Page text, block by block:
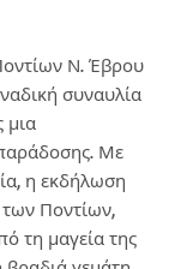
Ν. Έβρου
συναυλία
μια
Με
η εκδήλωση
των Ποντίων,
τη μαγεία της